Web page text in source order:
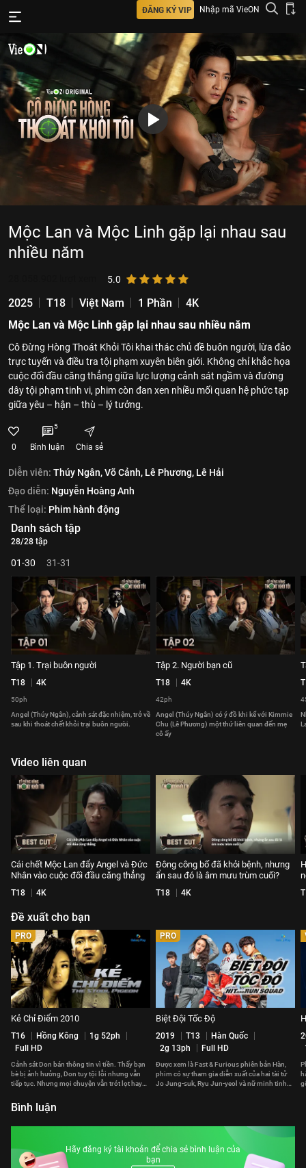
ĐĂNG KÝ VIP Nhập mã VieON
Mộc Lan và Mộc Linh gặp lại nhau sau
nhiều năm
5.0
2025 T18 Việt Nam 1 Phần
4K
Mộc Lan và Mộc Linh gặp lại nhau sau nhiều năm
Cô Đừng Hòng Thoát Khỏi Tôi khai thác chủ đề buôn người, lừa đảo
trực tuyến và điều tra tội phạm xuyên biên giới. Không chỉ khắc họa
cuộc đối đầu căng thẳng giữa lực lượng cảnh sát ngầm và đường
dây tội phạm tinh vi, phim còn đan xen nhiều mối quan hệ phức tạp
giữa yêu – hận – thù – lý tưởng.
0
5
Bình luận Chia sẻ
Diễn viên: Thúy Ngân,Võ Cảnh, Lê Phương, Lê Hải
Đạo diễn: Nguyễn Hoàng Anh
Thể loại: Phim hành động
Danh sách tập
28/28 tập
01-30 31-31
Tập 1. Trại buôn người
T18 4K
50ph
Angel (Thúy Ngân), cảnh sát đặc nhiệm, trở về
sau khi thoát chết khỏi trại buôn người.
Tập 2. Người bạn cũ
T18 4K
42ph
Angel (Thúy Ngân) có ý đồ khi kể với Kimmie
Chu (Lê Phương) một thứ liên quan đến mẹ
cô ấy
Video liên quan
Cái chết Mộc Lan đẩy Angel và Đức
Nhân vào cuộc đối đầu căng thẳng
T18 4K
Đông công bố đã khỏi bệnh, nhưng
ẩn sau đó là âm mưu trùm cuối?
T18 4K
Đề xuất cho bạn
PRO
Kẻ Chỉ Điểm 2010
T16 Hồng Kông
1g 52ph
Full HD
Cảnh sát Don bán thông tin vì tiền. Thấy bạn
bè bị ảnh hưởng, Don tuy tội lỗi nhưng vẫn
tiếp tục. Nhưng mọi chuyện vẫn trót lọt hay
PRO
Biệt Đội Tốc Độ
2019 T13
Hàn Quốc
2g 13ph
Full HD
Được xem là Fast & Furious phiên bản Hàn,
phim có sự tham gia diễn xuất của hai tài tử
Jo Jung-suk, Ryu Jun-yeol và nữ minh tinh
Bình luận
Hãy đăng ký tài khoản để chia sẻ bình luận của
bạn